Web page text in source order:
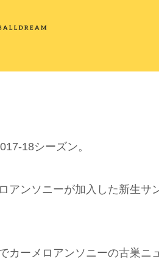
18シーズン。
アンソニーが加入した新生サ
カーメロアンソニーの古巣ニ